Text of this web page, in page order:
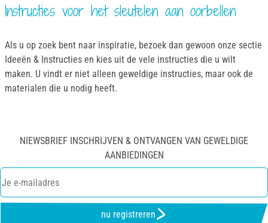
Instructies voor het sleutelen aan oorbellen
Als u op zoek bent naar inspiratie, bezoek dan gewoon onze sectie
Ideeën & Instructies en kies uit de vele instructies die u wilt
maken. U vindt er niet alleen geweldige instructies, maar ook de
materialen die u nodig heeft.
NIEWSBRIEF INSCHRIJVEN & ONTVANGEN VAN GEWELDIGE
AANBIEDINGEN
nu registreren